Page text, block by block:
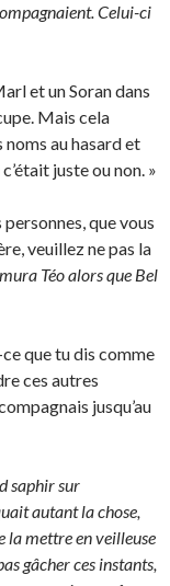
Celui-ci
et un Soran dans
Mais cela
noms au hasard et
juste ou non. »
que vous
veuillez ne pas la
Téo alors que Bel
ce que tu dis comme
ces autres
jusqu’au
saphir sur
autant la chose,
la mettre en veilleuse
gâcher ces instants,